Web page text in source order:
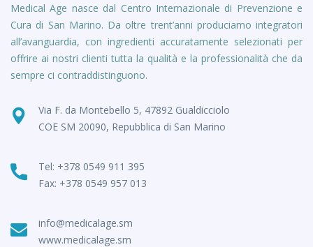
Medical Age nasce dal Centro Internazionale di Prevenzione e
Cura di San Marino. Da oltre trent’anni produciamo integratori
all’avanguardia, con ingredienti accuratamente selezionati per
offrire ai nostri clienti tutta la qualità e la professionalità che da
sempre ci contraddistinguono.
Via F. da Montebello 5, 47892 Gualdicciolo
COE SM 20090, Repubblica di San Marino
Tel: +378 0549 911 395
Fax: +378 0549 957 013
info@medicalage.sm
www.medicalage.sm